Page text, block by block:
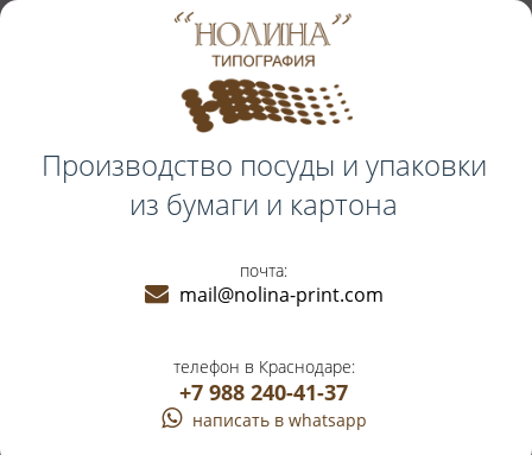
Производство посуды и упаковки
из бумаги и картона
почта:
mail@nolina-print.com
телефон в Краснодаре:
+7 988 240-41-37
написать в whatsapp